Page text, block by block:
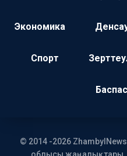
Экономика
Спорт
© 2014 -2026